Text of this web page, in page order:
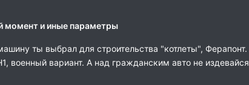
момент и иные параметры
ты выбрал для строительства "котлеты", Ферапонт.
военный вариант. А над гражданским авто не издевайся